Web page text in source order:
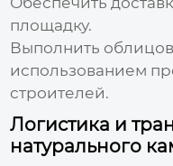
площадку.
Выполнить
использованием
строителей.
Логистика и
натурального